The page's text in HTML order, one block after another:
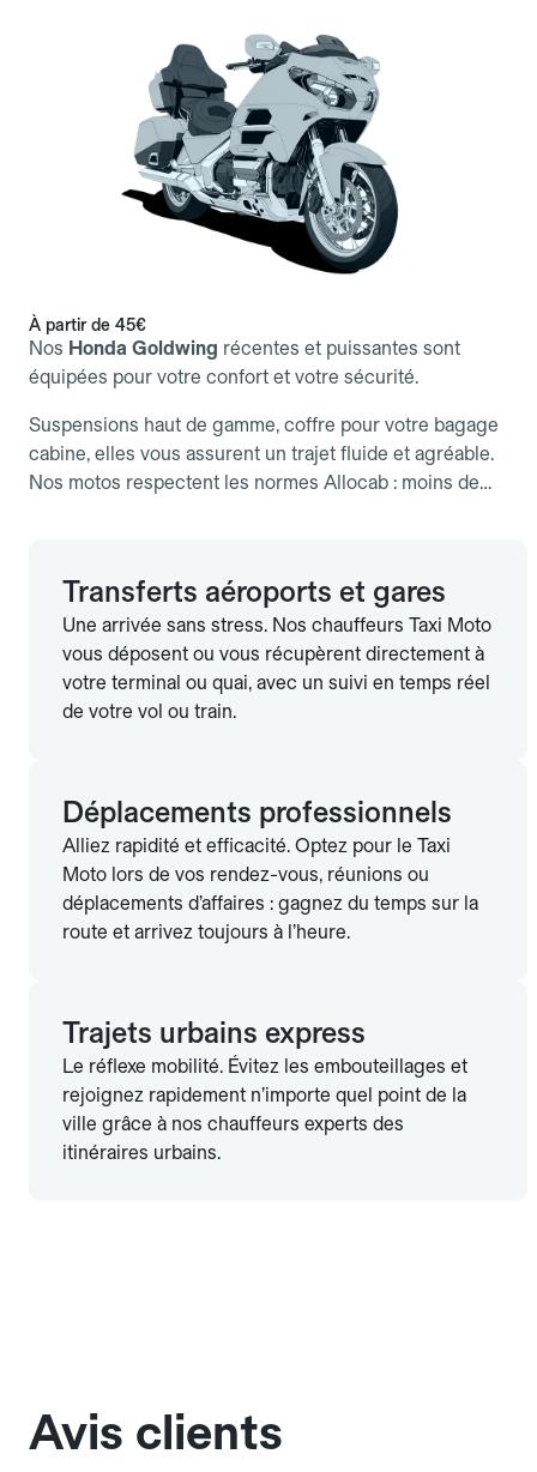
À partir de 45€
Nos Honda Goldwing récentes et puissantes sont
équipées pour votre confort et votre sécurité.
Suspensions haut de gamme, coffre pour votre bagage
cabine, elles vous assurent un trajet fluide et agréable.
Nos motos respectent les normes Allocab : moins de
Transferts aéroports et gares
Une arrivée sans stress. Nos chauffeurs Taxi Moto
vous déposent ou vous récupèrent directement à
votre terminal ou quai, avec un suivi en temps réel
de votre vol ou train.
Déplacements professionnels
Alliez rapidité et efficacité. Optez pour le Taxi
Moto lors de vos rendez-vous, réunions ou
déplacements d’affaires : gagnez du temps sur la
route et arrivez toujours à l’heure.
Trajets urbains express
Le réflexe mobilité. Évitez les embouteillages et
rejoignez rapidement n’importe quel point de la
ville grâce à nos chauffeurs experts des
itinéraires urbains.
Avis clients